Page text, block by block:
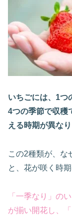
いちごには、1つ
4つの季節で収穫
える時期が異なり
この2種類が、な
と、花が咲く時
「一季なり」の
が揃い開花し、